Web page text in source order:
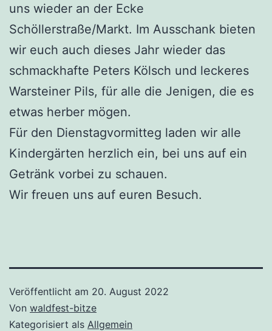
uns wieder an der Ecke
Schöllerstraße/Markt. Im Ausschank bieten
wir euch auch dieses Jahr wieder das
schmackhafte Peters Kölsch und leckeres
Warsteiner Pils, für alle die Jenigen, die es
etwas herber mögen.
Für den Dienstagvormitteg laden wir alle
Kindergärten herzlich ein, bei uns auf ein
Getränk vorbei zu schauen.
Wir freuen uns auf euren Besuch.
Veröffentlicht am 20. August 2022
Von waldfest-bitze
Kategorisiert als Allgemein